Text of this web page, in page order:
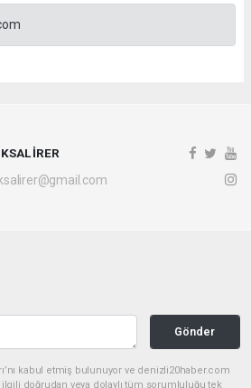
İRER
Gönder
kabul etmiş bulunuyor ve denizli20haber.com
ilgili doğrudan veya dolaylı tüm sorumluluğu tek